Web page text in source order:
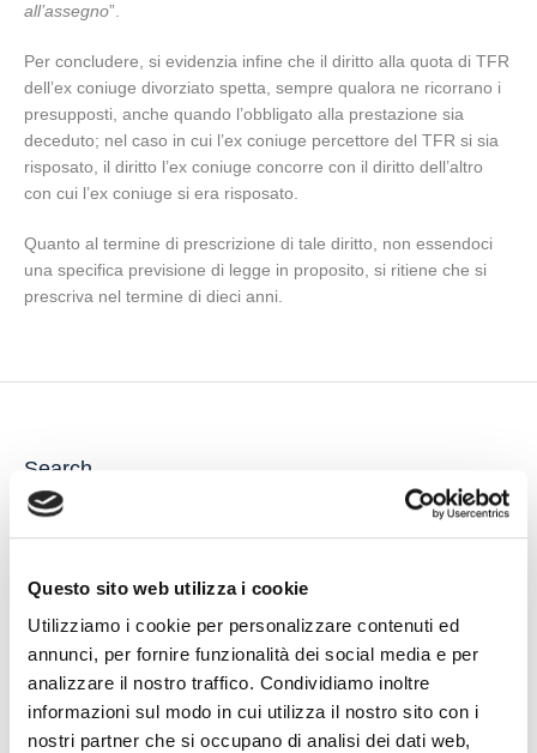
Questo sito web utilizza i cookie
Utilizziamo i cookie per personalizzare contenuti ed
annunci, per fornire funzionalità dei social media e per
analizzare il nostro traffico. Condividiamo inoltre
informazioni sul modo in cui utilizza il nostro sito con i
nostri partner che si occupano di analisi dei dati web,
all’assegno”.
Per concludere, si evidenzia infine che il diritto alla quota di TFR
dell’ex coniuge divorziato spetta, sempre qualora ne ricorrano i
presupposti, anche quando l’obbligato alla prestazione sia
deceduto; nel caso in cui l’ex coniuge percettore del TFR si sia
risposato, il diritto l’ex coniuge concorre con il diritto dell’altro
con cui l’ex coniuge si era risposato.
Quanto al termine di prescrizione di tale diritto, non essendoci
una specifica previsione di legge in proposito, si ritiene che si
prescriva nel termine di dieci anni.
Search
Recent Posts
Latest Popular